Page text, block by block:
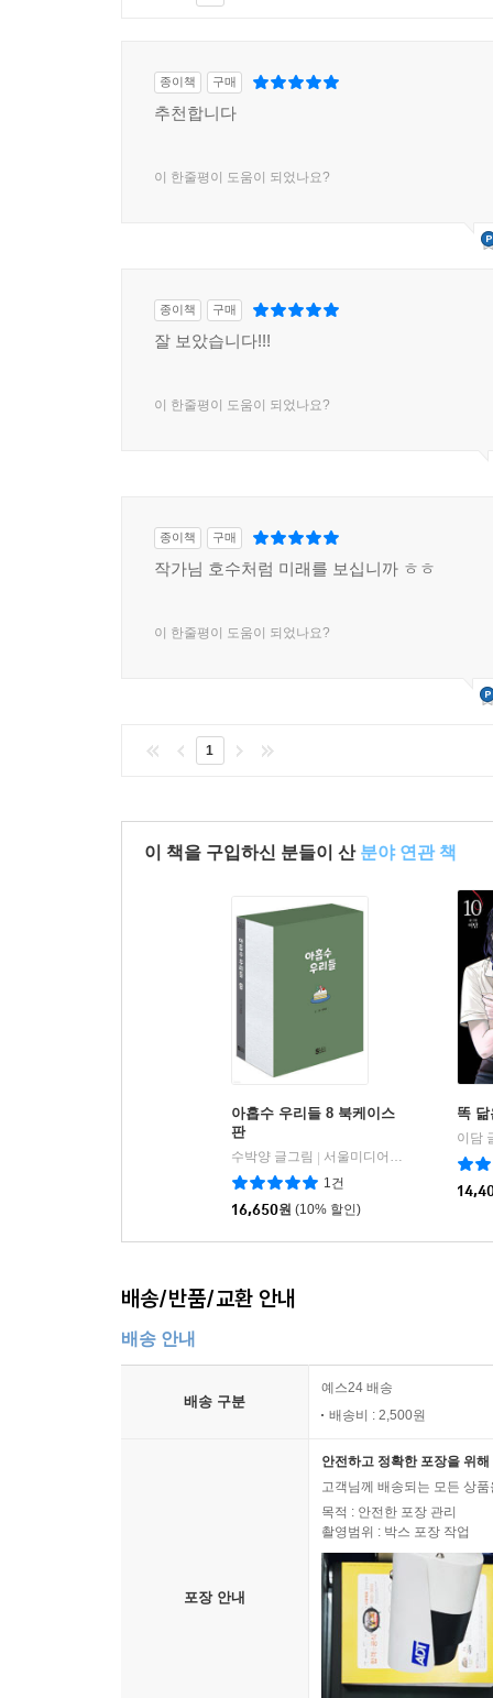
종이책 구매
추천합니다
이 한줄평이 도움이 되었나요?
종이책 구매
잘 보았습니다!!!
이 한줄평이 도움이 되었나요?
종이책 구매
작가님 호수처럼 미래를 보십니까 ㅎㅎ
이 한줄평이 도움이 되었나요?
1
이 책을 구입하신 분들이 산 분야 연관 책
아홉수 우리들 8 북케이스
판
수박양 글그림
서울미디어코믹스(서울문화사)
1건
16,650원 (10% 할인)
똑
이담
배송/반품/교환 안내
배송 안내
배송 구분
예스24 배송
배송비 : 2,500원
포장 안내
안전하고 정확한 포장을 위
고객님께 배송되는 모든 상
목적 : 안전한 포장 관리
촬영범위 : 박스 포장 작업